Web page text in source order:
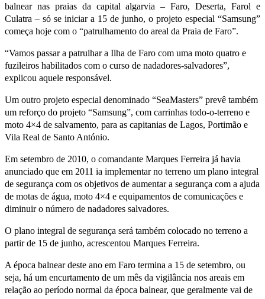
balnear nas praias da capital algarvia – Faro, Deserta, Farol e
Culatra – só se iniciar a 15 de junho, o projeto especial “Samsung”
começa hoje com o “patrulhamento do areal da Praia de Faro”.
“Vamos passar a patrulhar a Ilha de Faro com uma moto quatro e
fuzileiros habilitados com o curso de nadadores-salvadores”,
explicou aquele responsável.
Um outro projeto especial denominado “SeaMasters” prevê também
um reforço do projeto “Samsung”, com carrinhas todo-o-terreno e
moto 4×4 de salvamento, para as capitanias de Lagos, Portimão e
Vila Real de Santo António.
Em setembro de 2010, o comandante Marques Ferreira já havia
anunciado que em 2011 ia implementar no terreno um plano integral
de segurança com os objetivos de aumentar a segurança com a ajuda
de motas de água, moto 4×4 e equipamentos de comunicações e
diminuir o número de nadadores salvadores.
O plano integral de segurança será também colocado no terreno a
partir de 15 de junho, acrescentou Marques Ferreira.
A época balnear deste ano em Faro termina a 15 de setembro, ou
seja, há um encurtamento de um mês da vigilância nos areais em
relação ao período normal da época balnear, que geralmente vai de